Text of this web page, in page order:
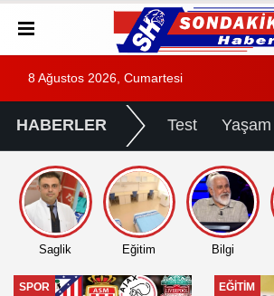
8 Ağustos 2026, Cumartesi
HABERLER Test Yaşam
Saglik Eğitim Bilgi
EĞITIM EĞITIM